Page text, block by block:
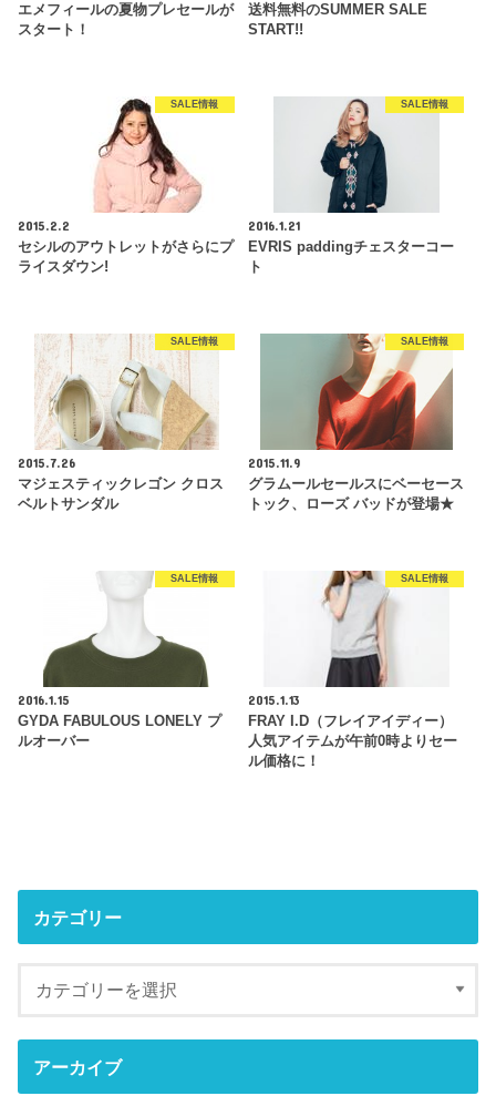
エメフィールの夏物プレセールが
スタート！
送料無料のSUMMER SALE
START!!
SALE情報
2015.2.2
セシルのアウトレットがさらにプ
ライスダウン!
SALE情報
2016.1.21
EVRIS paddingチェスターコー
ト
SALE情報
2015.7.26
マジェスティックレゴン クロス
ベルトサンダル
SALE情報
2015.11.9
グラムールセールスにベーセース
トック、ローズ バッドが登場★
SALE情報
2016.1.15
GYDA FABULOUS LONELY プ
ルオーバー
SALE情報
2015.1.13
FRAY I.D（フレイアイディー）
人気アイテムが午前0時よりセー
ル価格に！
カテゴリー
アーカイブ